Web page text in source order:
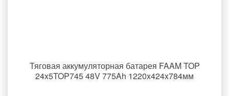
Тяговая аккумуляторная батарея FAAM TOP
24x5TOP745 48V 775Ah 1220x424x784мм